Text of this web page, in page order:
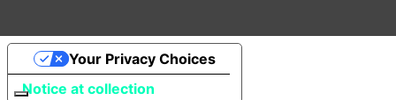
Notice at collection
Your Privacy Choices